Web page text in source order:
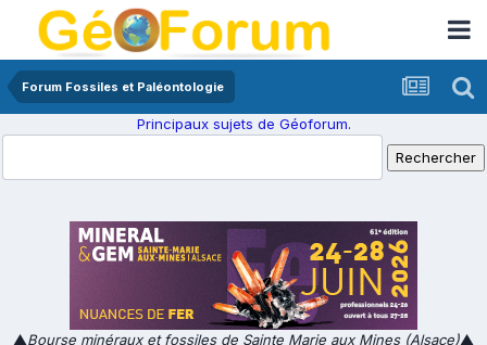
Forum Fossiles et Paléontologie
Principaux sujets de Géoforum.
▲Bourse minéraux et fossiles de Sainte Marie aux Mines (Alsace)▲